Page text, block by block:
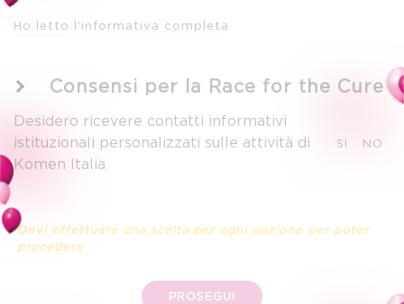
Ho letto l'informativa completa
Consensi per la Race for the Cure
Desidero ricevere contatti informativi
istituzionali personalizzati sulle attività di
Komen Italia
SI NO
Devi effettuare una scelta per ogni opzione per poter
procedere
PROSEGUI